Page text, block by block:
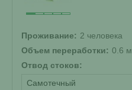
Проживание: 2 человека
Объем переработки: 0.6 м
Отвод стоков:
Самотечный